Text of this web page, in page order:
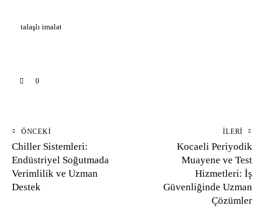
talaşlı imalat
0
ÖNCEKI
Chiller Sistemleri:
Endüstriyel Soğutmada
Verimlilik ve Uzman
Destek
İLERI
Kocaeli Periyodik
Muayene ve Test
Hizmetleri: İş
Güvenliğinde Uzman
Çözümler